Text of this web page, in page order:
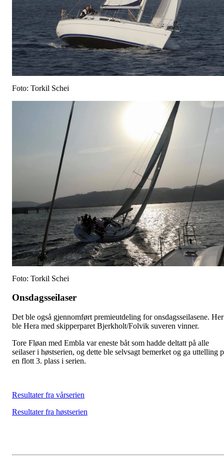
Foto: Torkil Schei
Foto: Torkil Schei
Onsdagsseilaser
Det ble også gjennomført premieutdeling for onsdagsseilasene. Her
ble Hera med skipperparet Bjerkholt/Folvik suveren vinner.
Tore Fløan med Embla var eneste båt som hadde deltatt på alle
seilaser i høstserien, og dette ble selvsagt bemerket og ga uttelling
en flott 3. plass i serien.
Resultater fra vårserien
Resultater fra høstserien